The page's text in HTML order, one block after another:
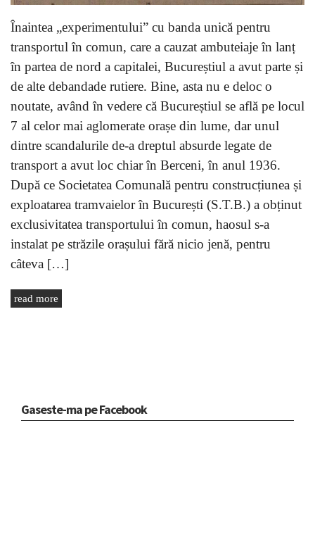
Înaintea „experimentului” cu banda unică pentru
transportul în comun, care a cauzat ambuteiaje în lanț
în partea de nord a capitalei, Bucureștiul a avut parte și
de alte debandade rutiere. Bine, asta nu e deloc o
noutate, având în vedere că Bucureștiul se află pe locul
7 al celor mai aglomerate orașe din lume, dar unul
dintre scandalurile de-a dreptul absurde legate de
transport a avut loc chiar în Berceni, în anul 1936.
După ce Societatea Comunală pentru construcțiunea și
exploatarea tramvaielor în București (S.T.B.) a obținut
exclusivitatea transportului în comun, haosul s-a
instalat pe străzile orașului fără nicio jenă, pentru
câteva […]
read more
Gaseste-ma pe Facebook